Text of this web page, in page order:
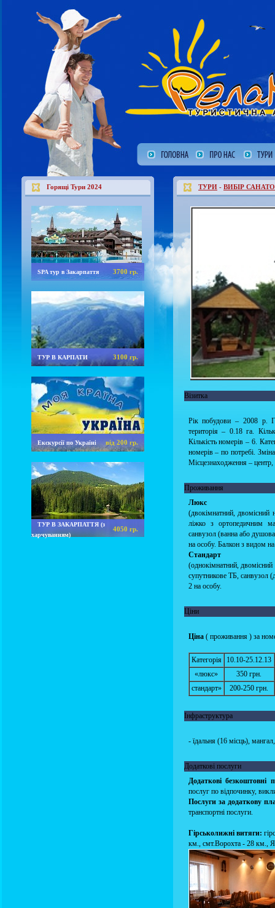
Горящі Тури 2024
SPA тур в Закарпаття 3700 гр.
ТУР В КАРПАТИ 3100 гр.
Екскурсії по Україні від 200 гр.
ТУР В ЗАКАРПАТТЯ (з
харчуванням)
4050 гр.
ТУРИ - ВИБІР
Візитка
Рік побудови – 2008 р.
територія – 0.18 га.
Кількість номерів – 6.
номерів – по потребі.
Місцезнаходження –
Проживання
Люкс
(двокімнатний,
ліжко з ортопедичним
санвузол (ванна або
на особу. Балкон з видом
Стандарт
(однокімнатний,
супутникове ТБ, санвузол
2 на особу.
Ціни
Ціна( проживання ) за
Категорія
10.10-25.12.13
«люкс»
350 грн.
стандарт»
200-250 грн.
Інфраструктура
- їдальня (16 місць),
Додаткові послуги
Додаткові безкоштовні
послуг по відпочинку,
Послуги за додаткову
транспортні послуги.
Гірськолижні витяги:
км., смт.Ворохта - 28 км.,